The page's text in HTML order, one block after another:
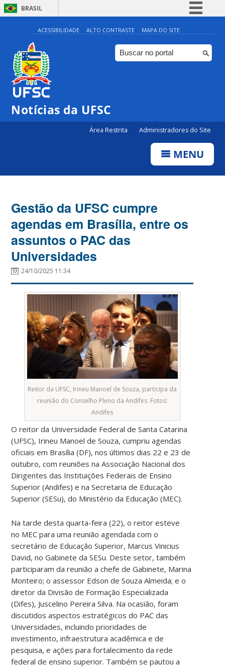
BRASIL
Simplifique!
Comunica BR
Participe
ACESSIBILIDADE ALTO CONTRASTE MAPA DO SITE
Notícias da UFSC
Área Restrita Administradores do Site
MENU
Gestão da UFSC cumpre
agendas em Brasília, entre os
assuntos o PAC das
Universidades
24/10/2025 11:34
Reitor da UFSC, Irineu Manoel de Souza, participa da
reunião do Conselho Pleno da Andifes. Fotos:
Andifes
O reitor da Universidade Federal de Santa Catarina
(UFSC), Irineu Manoel de Souza, cumpriu agendas
oficiais em Brasília (DF), nos últimos dias 22 e 23 de
outubro, com reuniões na Associação Nacional dos
Dirigentes das Instituições Federais de Ensino
Superior (Andifes) e na Secretaria de Educação
Superior (SESu), do Ministério da Educação (MEC).
Na tarde desta quarta-feira (22), o reitor esteve
no MEC para uma reunião agendada com o
secretário de Educação Superior, Marcus Vinicius
David, no Gabinete da SESu. Deste setor, também
participaram da reunião a chefe de Gabinete, Marina
Monteiro; o assessor Edson de Souza Almeida; e o
diretor da Divisão de Formação Especializada
(Difes), Juscelino Pereira Silva. Na ocasião, foram
discutidos aspectos estratégicos do PAC das
Universidades, incluindo prioridades de
investimento, infraestrutura acadêmica e de
pesquisa, e ações para fortalecimento da rede
federal de ensino superior. Também se pautou a